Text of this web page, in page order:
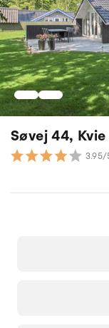
Søvej 44,
3.95/